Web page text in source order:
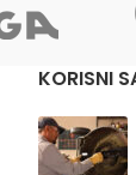
KORISNI